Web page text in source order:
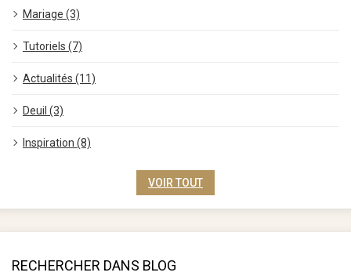
Mariage (3)
Tutoriels (7)
Actualités (11)
Deuil (3)
Inspiration (8)
VOIR TOUT
RECHERCHER DANS BLOG